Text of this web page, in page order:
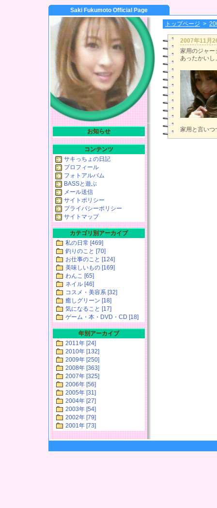
Saki Fukumoto Official Page
トップページ >
2007年11月
家用のジャー
あったかいし
家用と言いつ
お知らせ
コンテンツ
サキっちょの日記
プロフィール
フォトアルバム
BASSと遊ぶ
メール送信
サイトポリシー
プライバシーポリシー
サイトマップ
カテゴリ別アーカイブ
私の日常 [469]
釣りのこと [70]
お仕事のこと [124]
美味しいもの [169]
わんこ [65]
ネイル [46]
コスメ・美容系 [32]
癒しグリーン [18]
気になること [17]
ゲーム・本・DVD・CD [18]
年別アーカイブ
2011年 [24]
2010年 [132]
2009年 [250]
2008年 [363]
2007年 [325]
2006年 [56]
2005年 [31]
2004年 [27]
2003年 [54]
2002年 [79]
2001年 [73]